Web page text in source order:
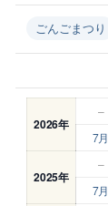
ごんごまつり
2026年
–
7月
2025年
–
7月